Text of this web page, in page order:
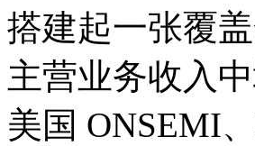
搭建起一张覆
主营业务收入
美国 ONSEMI